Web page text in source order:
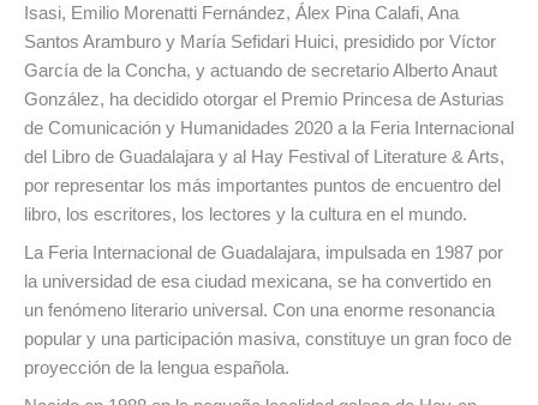
Isasi, Emilio Morenatti Fernández, Álex Pina Calafi, Ana
Santos Aramburo y María Sefidari Huici, presidido por Víctor
García de la Concha, y actuando de secretario Alberto Anaut
González, ha decidido otorgar el Premio Princesa de Asturias
de Comunicación y Humanidades 2020 a la Feria Internacional
del Libro de Guadalajara y al Hay Festival of Literature & Arts,
por representar los más importantes puntos de encuentro del
libro, los escritores, los lectores y la cultura en el mundo.
La Feria Internacional de Guadalajara, impulsada en 1987 por
la universidad de esa ciudad mexicana, se ha convertido en
un fenómeno literario universal. Con una enorme resonancia
popular y una participación masiva, constituye un gran foco de
proyección de la lengua española.